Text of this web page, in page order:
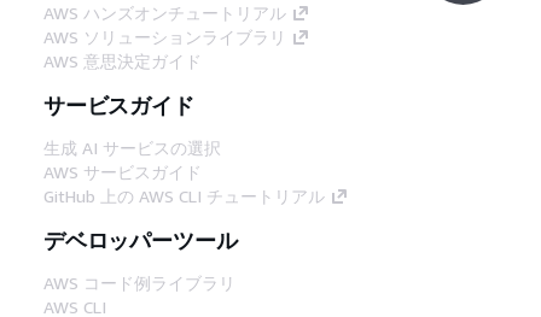
AWS ハンズオンチュートリアル
AWS ソリューションライブラリ
AWS 意思決定ガイド
サービスガイド
生成 AI サービスの選択
AWS サービスガイド
GitHub 上の AWS CLI チュートリアル
デベロッパーツール
AWS コード例ライブラリ
AWS CLI